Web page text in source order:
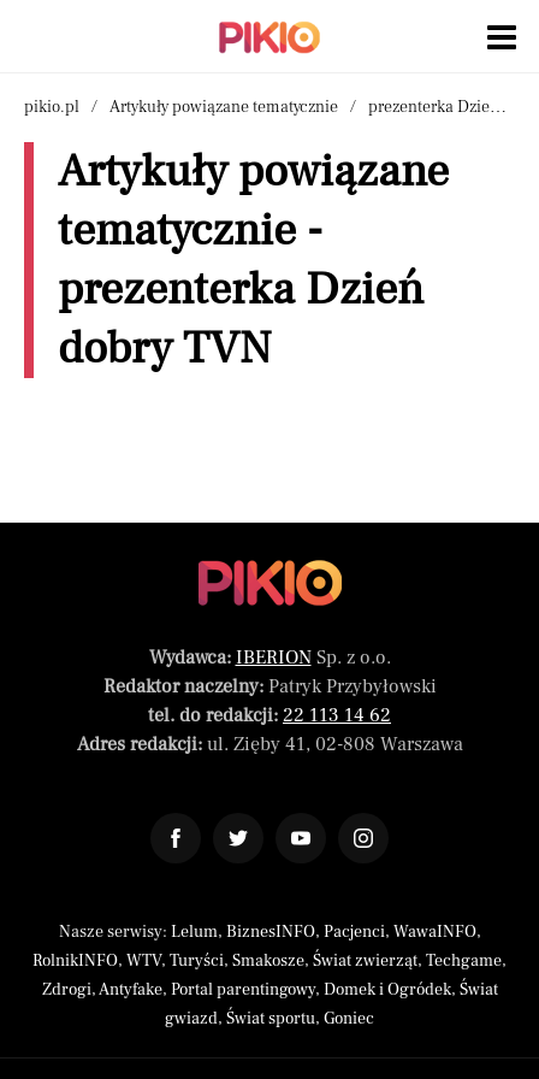
pikio.pl Artykuły powiązane tematycznie prezenterka Dzień dobry TVN
Artykuły powiązane
tematycznie -
prezenterka Dzień
dobry TVN
Wydawca: IBERIONSp. z o.o.
Redaktor naczelny:Patryk Przybyłowski
tel. do redakcji: 22 113 14 62
Adres redakcji:ul. Zięby 41, 02-808 Warszawa
Nasze serwisy: Lelum, BiznesINFO, Pacjenci, WawaINFO,
RolnikINFO, WTV, Turyści, Smakosze, Świat zwierząt, Techgame,
Zdrogi,Antyfake, Portal parentingowy, Domek i Ogródek, Świat
gwiazd, Świat sportu, Goniec